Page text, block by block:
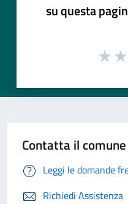
su questa
Contatta il comune
Leggi le domande
Richiedi Assistenza